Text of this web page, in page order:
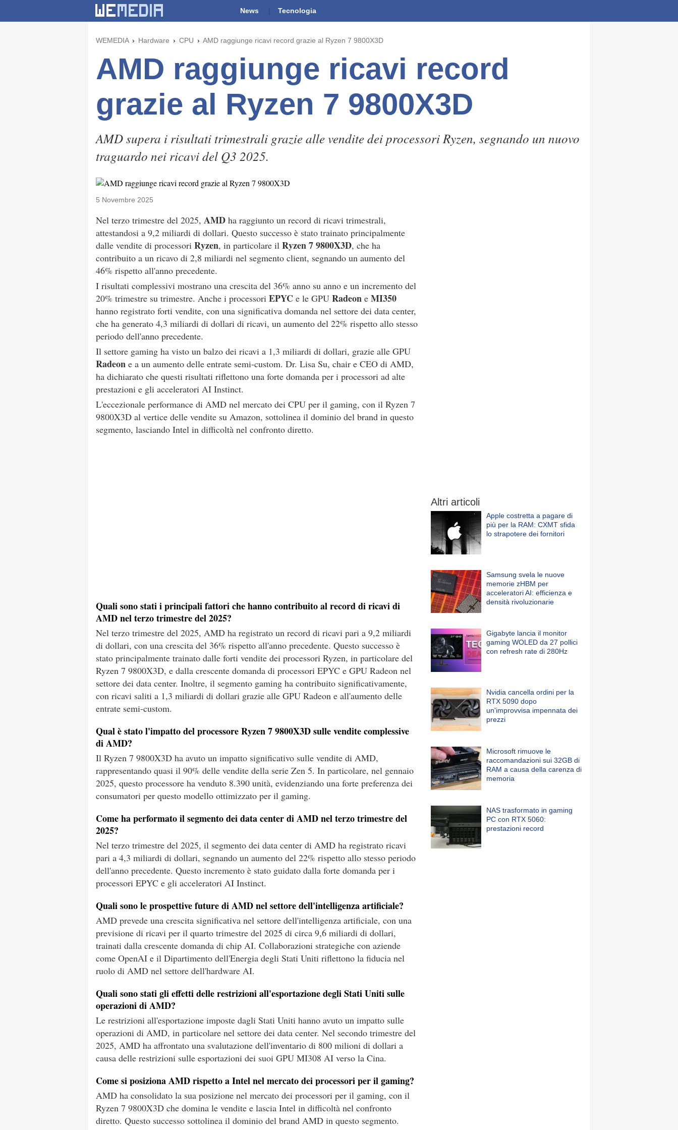
News Tecnologia
WEMEDIA Hardware CPU AMD raggiunge ricavi record grazie al Ryzen 7 9800X3D
AMD raggiunge ricavi record
grazie al Ryzen 7 9800X3D
AMD supera i risultati trimestrali grazie alle vendite dei processori Ryzen, segnando un nuovo
traguardo nei ricavi del Q3 2025.
5 Novembre 2025
Nel terzo trimestre del 2025, AMD ha raggiunto un record di ricavi trimestrali,
attestandosi a 9,2 miliardi di dollari. Questo successo è stato trainato principalmente
dalle vendite di processori Ryzen, in particolare il Ryzen 7 9800X3D, che ha
contribuito a un ricavo di 2,8 miliardi nel segmento client, segnando un aumento del
46% rispetto all'anno precedente.
I risultati complessivi mostrano una crescita del 36% anno su anno e un incremento del
20% trimestre su trimestre. Anche i processori EPYC e le GPU Radeon e MI350
hanno registrato forti vendite, con una significativa domanda nel settore dei data center,
che ha generato 4,3 miliardi di dollari di ricavi, un aumento del 22% rispetto allo stesso
periodo dell'anno precedente.
Il settore gaming ha visto un balzo dei ricavi a 1,3 miliardi di dollari, grazie alle GPU
Radeon e a un aumento delle entrate semi-custom. Dr. Lisa Su, chair e CEO di AMD,
ha dichiarato che questi risultati riflettono una forte domanda per i processori ad alte
prestazioni e gli acceleratori AI Instinct.
L'eccezionale performance di AMD nel mercato dei CPU per il gaming, con il Ryzen 7
9800X3D al vertice delle vendite su Amazon, sottolinea il dominio del brand in questo
segmento, lasciando Intel in difficoltà nel confronto diretto.
Quali sono stati i principali fattori che hanno contribuito al record di ricavi di
AMD nel terzo trimestre del 2025?
Nel terzo trimestre del 2025, AMD ha registrato un record di ricavi pari a 9,2 miliardi
di dollari, con una crescita del 36% rispetto all'anno precedente. Questo successo è
stato principalmente trainato dalle forti vendite dei processori Ryzen, in particolare del
Ryzen 7 9800X3D, e dalla crescente domanda di processori EPYC e GPU Radeon nel
settore dei data center. Inoltre, il segmento gaming ha contribuito significativamente,
con ricavi saliti a 1,3 miliardi di dollari grazie alle GPU Radeon e all'aumento delle
entrate semi-custom.
Qual è stato l'impatto del processore Ryzen 7 9800X3D sulle vendite complessive
di AMD?
Il Ryzen 7 9800X3D ha avuto un impatto significativo sulle vendite di AMD,
rappresentando quasi il 90% delle vendite della serie Zen 5. In particolare, nel gennaio
2025, questo processore ha venduto 8.390 unità, evidenziando una forte preferenza dei
consumatori per questo modello ottimizzato per il gaming.
Come ha performato il segmento dei data center di AMD nel terzo trimestre del
2025?
Nel terzo trimestre del 2025, il segmento dei data center di AMD ha registrato ricavi
pari a 4,3 miliardi di dollari, segnando un aumento del 22% rispetto allo stesso periodo
dell'anno precedente. Questo incremento è stato guidato dalla forte domanda per i
processori EPYC e gli acceleratori AI Instinct.
Quali sono le prospettive future di AMD nel settore dell'intelligenza artificiale?
AMD prevede una crescita significativa nel settore dell'intelligenza artificiale, con una
previsione di ricavi per il quarto trimestre del 2025 di circa 9,6 miliardi di dollari,
trainati dalla crescente domanda di chip AI. Collaborazioni strategiche con aziende
come OpenAI e il Dipartimento dell'Energia degli Stati Uniti riflettono la fiducia nel
ruolo di AMD nel settore dell'hardware AI.
Quali sono stati gli effetti delle restrizioni all'esportazione degli Stati Uniti sulle
operazioni di AMD?
Le restrizioni all'esportazione imposte dagli Stati Uniti hanno avuto un impatto sulle
operazioni di AMD, in particolare nel settore dei data center. Nel secondo trimestre del
2025, AMD ha affrontato una svalutazione dell'inventario di 800 milioni di dollari a
causa delle restrizioni sulle esportazioni dei suoi GPU MI308 AI verso la Cina.
Come si posiziona AMD rispetto a Intel nel mercato dei processori per il gaming?
AMD ha consolidato la sua posizione nel mercato dei processori per il gaming, con il
Ryzen 7 9800X3D che domina le vendite e lascia Intel in difficoltà nel confronto
diretto. Questo successo sottolinea il dominio del brand AMD in questo segmento.
Altri articoli
Apple costretta a pagare di
più per la RAM: CXMT sfida
lo strapotere dei fornitori
Samsung svela le nuove
memorie zHBM per
acceleratori AI: efficienza e
densità rivoluzionarie
Gigabyte lancia il monitor
gaming WOLED da 27 pollici
con refresh rate di 280Hz
Nvidia cancella ordini per la
RTX 5090 dopo
un'improvvisa impennata dei
prezzi
Microsoft rimuove le
raccomandazioni sui 32GB di
RAM a causa della carenza di
memoria
NAS trasformato in gaming
PC con RTX 5060:
prestazioni record